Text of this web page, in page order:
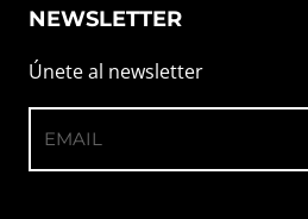
NEWSLETTER
Únete al newsletter
EMAIL